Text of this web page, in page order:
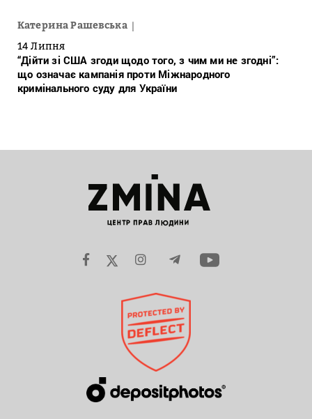
Катерина Рашевська
14 Липня
“Дійти зі США згоди щодо того, з чим ми не згодні”:
що означає кампанія проти Міжнародного
кримінального суду для України